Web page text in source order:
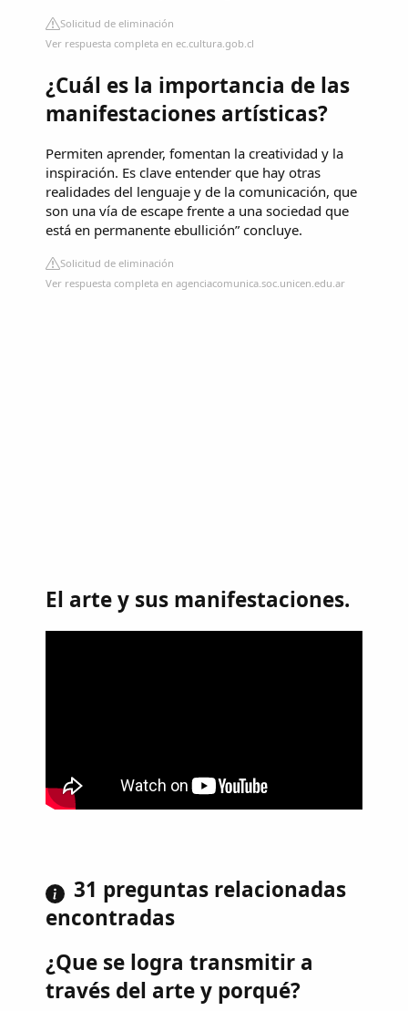
Solicitud de eliminación
Ver respuesta completa en ec.cultura.gob.cl
¿Cuál es la importancia de las
manifestaciones artísticas?
Permiten aprender, fomentan la creatividad y la
inspiración. Es clave entender que hay otras
realidades del lenguaje y de la comunicación, que
son una vía de escape frente a una sociedad que
está en permanente ebullición” concluye.
Solicitud de eliminación
Ver respuesta completa en agenciacomunica.soc.unicen.edu.ar
El arte y sus manifestaciones.
31 preguntas relacionadas
encontradas
¿Que se logra transmitir a
través del arte y porqué?